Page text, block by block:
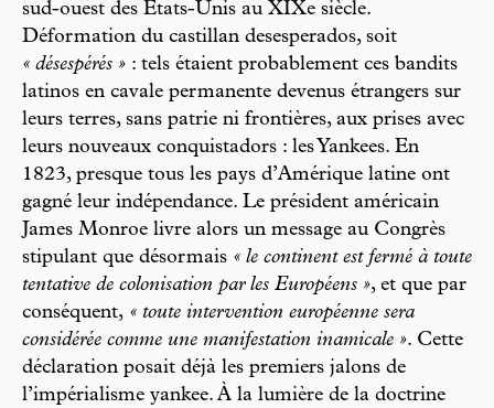
sud-ouest des États-Unis au XIXe siècle.
Déformation du castillan desesperados, soit
« désespérés » : tels étaient probablement ces bandits
latinos en cavale permanente devenus étrangers sur
leurs terres, sans patrie ni frontières, aux prises avec
leurs nouveaux conquistadors : les Yankees. En
1823, presque tous les pays d’Amérique latine ont
gagné leur indépendance. Le président américain
James Monroe livre alors un message au Congrès
stipulant que désormais « le continent est fermé à toute
tentative de colonisation par les Européens », et que par
conséquent, « toute intervention européenne sera
considérée comme une manifestation inamicale ». Cette
déclaration posait déjà les premiers jalons de
l’impérialisme yankee. À la lumière de la doctrine